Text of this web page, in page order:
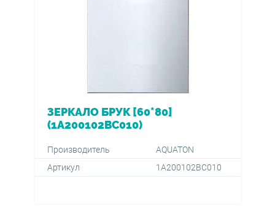
ЗЕРКАЛО БРУК [60*80]
(1A200102BC010)
Производитель
AQUATON
Артикул
1A200102BC010